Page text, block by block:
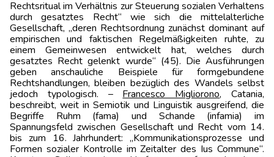
Rechtsritual im Verhältnis zur Steuerung sozialen Verhaltens
durch gesatztes Recht“ wie sich die mittelalterliche
Gesellschaft, „deren Rechtsordnung zunächst dominant auf
empirischen und faktischen Regelmäßigkeiten ruhte, zu
einem Gemeinwesen entwickelt hat, welches durch
gesatztes Recht gelenkt wurde“ (45). Die Ausführungen
geben anschauliche Beispiele für formgebundene
Rechtshandlungen, bleiben bezüglich des Wandels selbst
jedoch typolo­gisch. – Francesco Migliorono, Catania,
beschreibt, weit in Semiotik und Linguistik ausgreifend, die
Begriffe Ruhm (fama) und Schande (infamia) im
Spannungsfeld zwischen Gesellschaft und Recht vom 14.
bis zum 16. Jahrhundert: „Kommunikationsprozesse und
Formen sozialer Kontrolle im Zeitalter des Ius Commune“.